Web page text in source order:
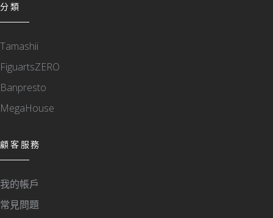
分類
Tamashii
FiguartsZERO
Banpresto
MegaHouse
顧客服務
我的帳戶
常見問題